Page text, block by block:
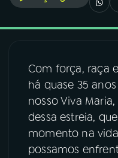
04PROGRAMAS
05PODCASTS
Com força, raça
há quase 35
nosso Viva
dessa estreia,
momento na
possamos